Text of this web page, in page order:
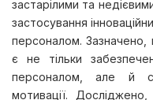
застарілими та
застосування
персоналом. Зазначено,
є не тільки
персоналом, але й
мотивації.